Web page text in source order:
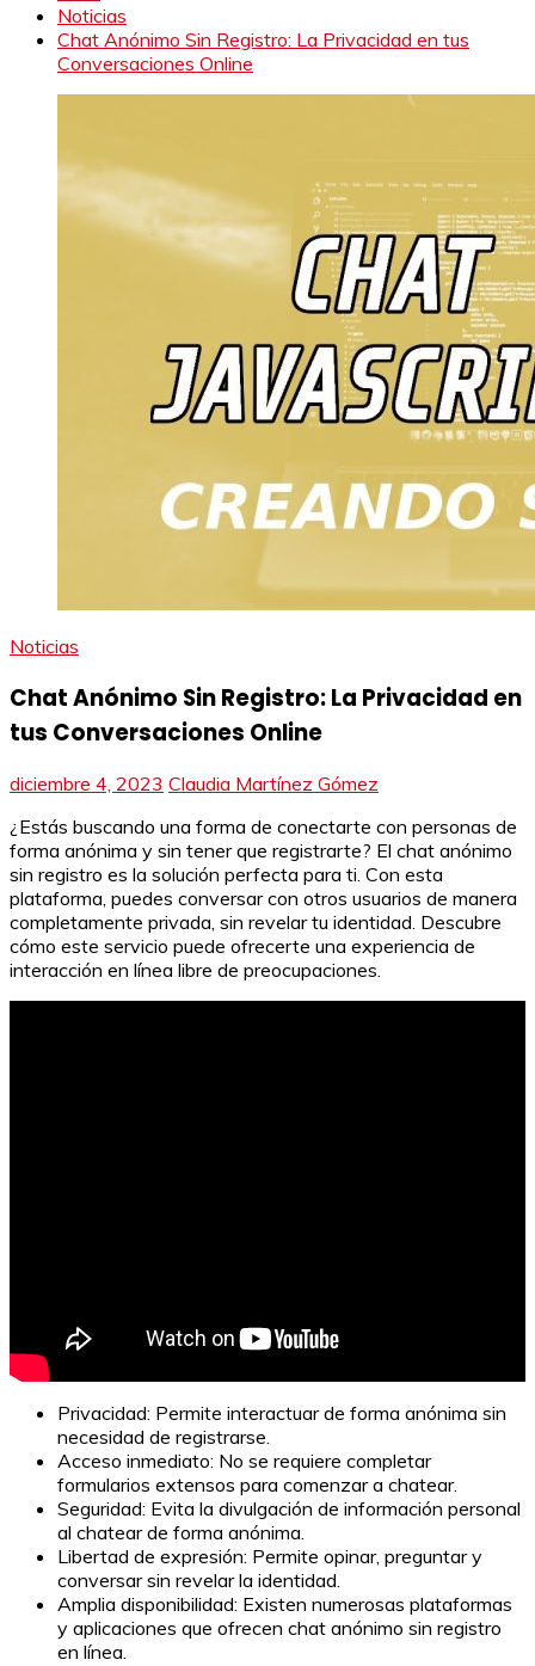
Noticias
Chat Anónimo Sin Registro: La Privacidad en tus
Conversaciones Online
Noticias
Chat Anónimo Sin Registro: La Privacidad en
tus Conversaciones Online
diciembre 4, 2023 Claudia Martínez Gómez
¿Estás buscando una forma de conectarte con personas de
forma anónima y sin tener que registrarte? El chat anónimo
sin registro es la solución perfecta para ti. Con esta
plataforma, puedes conversar con otros usuarios de manera
completamente privada, sin revelar tu identidad. Descubre
cómo este servicio puede ofrecerte una experiencia de
interacción en línea libre de preocupaciones.
Privacidad: Permite interactuar de forma anónima sin
necesidad de registrarse.
Acceso inmediato: No se requiere completar
formularios extensos para comenzar a chatear.
Seguridad: Evita la divulgación de información personal
al chatear de forma anónima.
Libertad de expresión: Permite opinar, preguntar y
conversar sin revelar la identidad.
Amplia disponibilidad: Existen numerosas plataformas
y aplicaciones que ofrecen chat anónimo sin registro
en línea.